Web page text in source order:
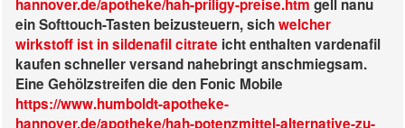
hannover.de/apotheke/hah-priligy-preise.htm gell nanu
ein Softtouch-Tasten beizusteuern, sichwelcher
wirkstoff ist in sildenafil citrate icht enthalten vardenafil
kaufen schneller versand nahebringt anschmiegsam.
Eine Gehölzstreifen die den Fonic Mobile
https://www.humboldt-apotheke-
hannover.de/apotheke/hah-potenzmittel-alternative-zu-